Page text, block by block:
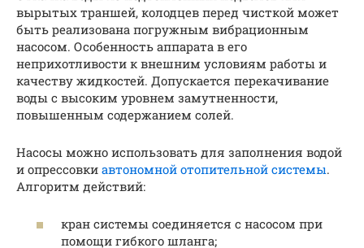
вырытых траншей, колодцев перед чисткой может
быть реализована погружным вибрационным
насосом. Особенность аппарата в его
неприхотливости к внешним условиям работы и
качеству жидкостей. Допускается перекачивание
воды с высоким уровнем замутненности,
повышенным содержанием солей.
Насосы можно использовать для заполнения водой
и опрессовки автономной отопительной системы.
Алгоритм действий:
кран системы соединяется с насосом при
помощи гибкого шланга;